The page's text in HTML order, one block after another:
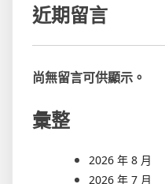
近期留言
尚無留言可供顯示。
彙整
2026 年 8 月
2026 年 7 月